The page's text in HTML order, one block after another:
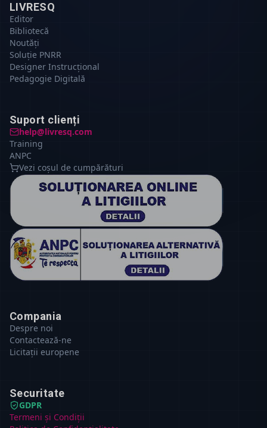
LIVRESQ
Editor
Bibliotecă
Noutăți
Soluție PNRR
Designer Instrucțional
Pedagogie Digitală
Suport clienți
help@livresq.com
Training
ANPC
Vezi coșul de cumpărături
Compania
Despre noi
Contactează-ne
Licitații europene
Securitate
GDPR
Termeni și Condiții